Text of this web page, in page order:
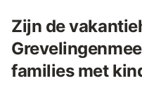
Zijn de
families met